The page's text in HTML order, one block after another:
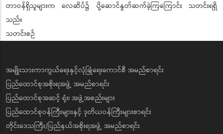
တာဝန်ရှိသူများက လေဆိပ်၌ ပို့ဆောင်နှုတ်ဆက်ခဲ့ကြကြောင်း သတင်းရရှိ
သည်။
သတင်းစဉ်
အမျိုးသားကာကွယ်ရေးနှင့်လုံခြုံရေးကောင်စီ အမည်စာရင်း
ပြည်ထောင်စုအစိုးရအဖွဲ့ အမည်စာရင်း
ပြည်ထောင်စုအဆင့် ရုံး၊ အဖွဲ့အစည်းများ
ပြည်ထောင်စုဝန်ကြီးများနှင့် ဒုတိယဝန်ကြီးများစာရင်း
တိုင်းဒေသကြီး/ပြည်နယ်အစိုးရအဖွဲ့ အမည်စာရင်း